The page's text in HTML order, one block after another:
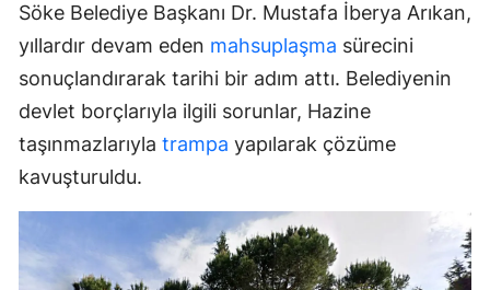
Söke Belediye Başkanı Dr. Mustafa İberya Arıkan,
yıllardır devam eden mahsuplaşma sürecini
sonuçlandırarak tarihi bir adım attı. Belediyenin
devlet borçlarıyla ilgili sorunlar, Hazine
taşınmazlarıyla trampa yapılarak çözüme
kavuşturuldu.